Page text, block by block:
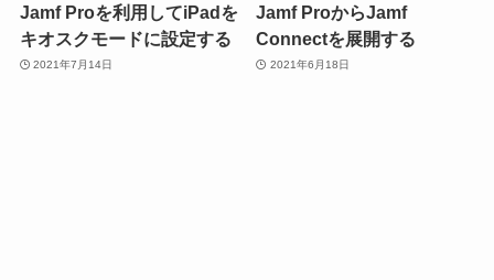
Jamf Proを利用してiPadを
キオスクモードに設定する
2021年7月14日
Jamf ProからJamf
Connectを展開する
2021年6月18日